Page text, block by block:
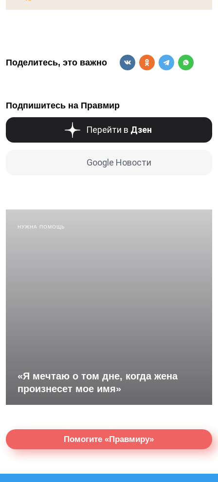
Поделитесь, это важно
Подпишитесь на Правмир
Перейти в Дзен
Google Новости
НУЖНА ПОМОЩЬ
«Я мечтаю о том дне, когда жена
произнесет мое имя»
Помогите «Правмиру»